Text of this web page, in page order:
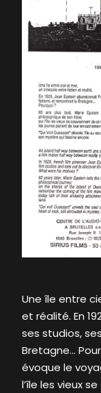
Une île entre
et réalité. En
ses studios,
Bretagne…
évoque le
l’île les vieux